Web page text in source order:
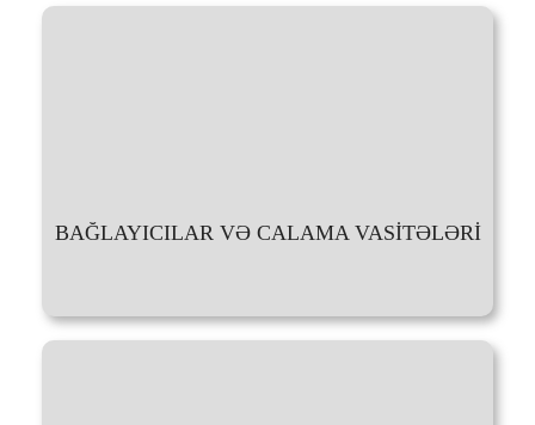
BAĞLAYICILAR VƏ CALAMA VASİTƏLƏRİ